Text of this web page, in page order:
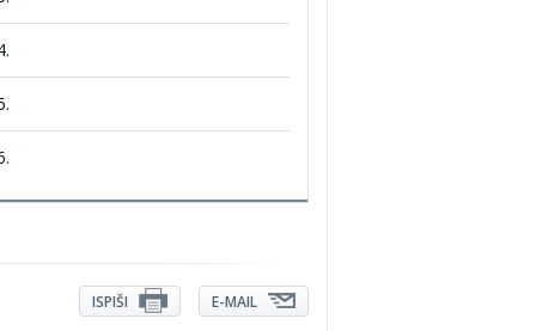
E-MAIL
ISPIŠI